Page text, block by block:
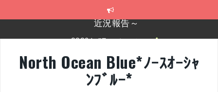
2026年明けました〜
近況報告ww
ヤッチマッターーーー！！！
North Ocean Blue*ﾉｰｽｵｰｼｬ
ﾝﾌﾞﾙｰ*